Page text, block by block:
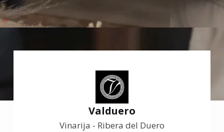
Valduero
Vinarija - Ribera del Duero